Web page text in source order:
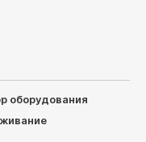
оборудования